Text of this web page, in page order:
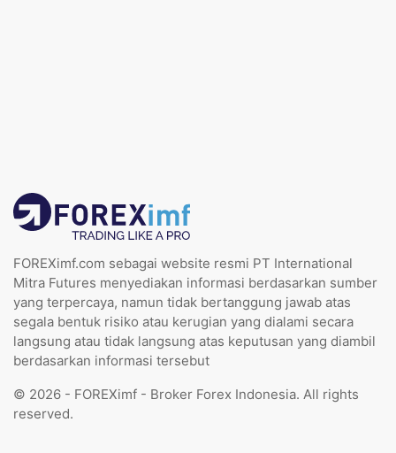
FOREXimf.com sebagai website resmi PT International
Mitra Futures menyediakan informasi berdasarkan sumber
yang terpercaya, namun tidak bertanggung jawab atas
segala bentuk risiko atau kerugian yang dialami secara
langsung atau tidak langsung atas keputusan yang diambil
berdasarkan informasi tersebut
© 2026 - FOREXimf - Broker Forex Indonesia. All rights
reserved.